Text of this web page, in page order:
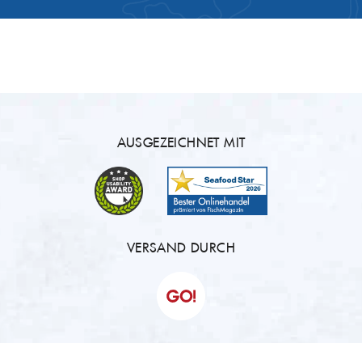
AUSGEZEICHNET MIT
VERSAND DURCH